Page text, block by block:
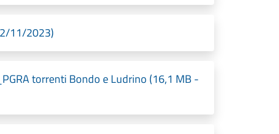
11/2023)
torrenti Bondo e Ludrino (16,1 MB -